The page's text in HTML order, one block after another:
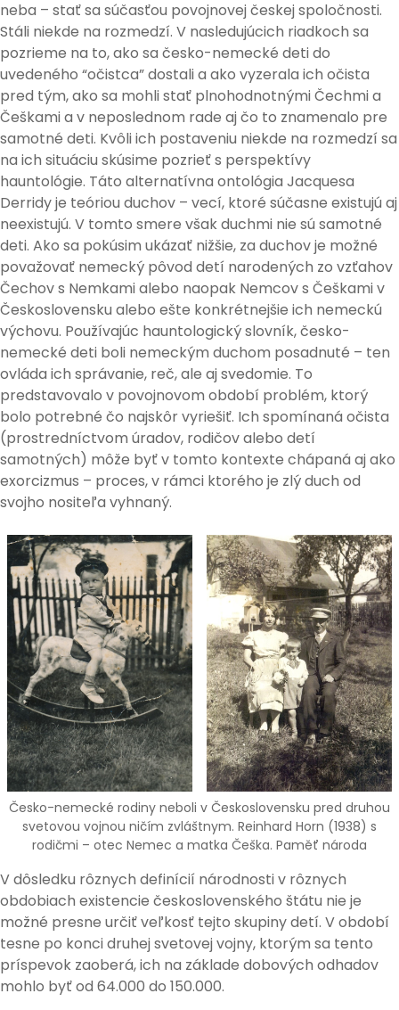
neba – stať sa súčasťou povojnovej českej spoločnosti.
Stáli niekde na rozmedzí. V nasledujúcich riadkoch sa
pozrieme na to, ako sa česko-nemecké deti do
uvedeného “očistca” dostali a ako vyzerala ich očista
pred tým, ako sa mohli stať plnohodnotnými Čechmi a
Češkami a v neposlednom rade aj čo to znamenalo pre
samotné deti. Kvôli ich postaveniu niekde na rozmedzí sa
na ich situáciu skúsime pozrieť s perspektívy
hauntológie. Táto alternatívna ontológia Jacquesa
Derridy je teóriou duchov – vecí, ktoré súčasne existujú aj
neexistujú. V tomto smere však duchmi nie sú samotné
deti. Ako sa pokúsim ukázať nižšie, za duchov je možné
považovať nemecký pôvod detí narodených zo vzťahov
Čechov s Nemkami alebo naopak Nemcov s Češkami v
Československu alebo ešte konkrétnejšie ich nemeckú
výchovu. Používajúc hauntologický slovník, česko-
nemecké deti boli nemeckým duchom posadnuté – ten
ovláda ich správanie, reč, ale aj svedomie. To
predstavovalo v povojnovom období problém, ktorý
bolo potrebné čo najskôr vyriešiť. Ich spomínaná očista
(prostredníctvom úradov, rodičov alebo detí
samotných) môže byť v tomto kontexte chápaná aj ako
exorcizmus – proces, v rámci ktorého je zlý duch od
svojho nositeľa vyhnaný.
Česko-nemecké rodiny neboli v Československu pred druhou
svetovou vojnou ničím zvláštnym. Reinhard Horn (1938) s
rodičmi – otec Nemec a matka Češka. Paměť národa
V dôsledku rôznych definícií národnosti v rôznych
obdobiach existencie československého štátu nie je
možné presne určiť veľkosť tejto skupiny detí. V období
tesne po konci druhej svetovej vojny, ktorým sa tento
príspevok zaoberá, ich na základe dobových odhadov
mohlo byť od 64.000 do 150.000.